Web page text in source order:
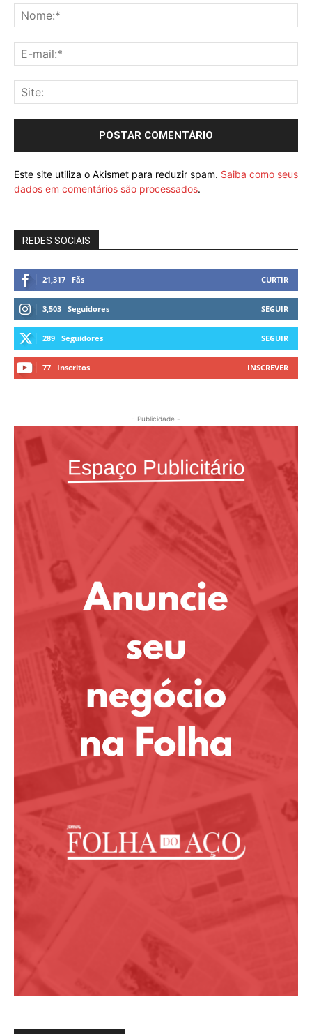
Este site utiliza o Akismet para reduzir spam. Saiba como seus
dados em comentários são processados.
REDES SOCIAIS
21,317 Fãs CURTIR
3,503 Seguidores SEGUIR
289 Seguidores SEGUIR
77 Inscritos INSCREVER
- Publicidade -